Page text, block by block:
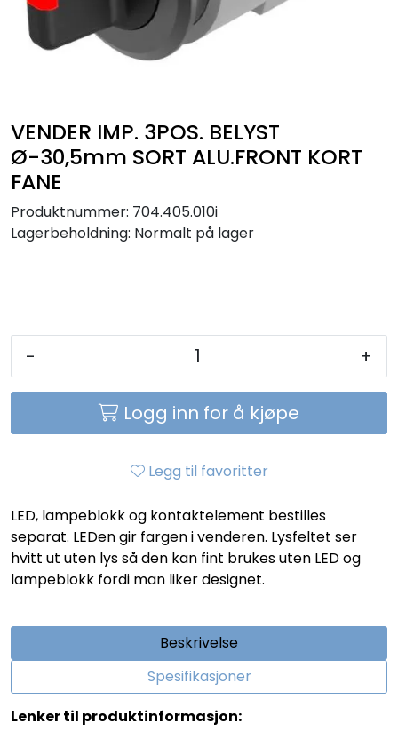
VENDER IMP. 3POS. BELYST
Ø-30,5mm SORT ALU.FRONT KORT
FANE
Produktnummer: 704.405.010i
Lagerbeholdning: Normalt på lager
- +
Logg inn for å kjøpe
Legg til favoritter
LED, lampeblokk og kontaktelement bestilles
separat. LEDen gir fargen i venderen. Lysfeltet ser
hvitt ut uten lys så den kan fint brukes uten LED og
lampeblokk fordi man liker designet.
Beskrivelse
Spesifikasjoner
Lenker til produktinformasjon:
Sikringer